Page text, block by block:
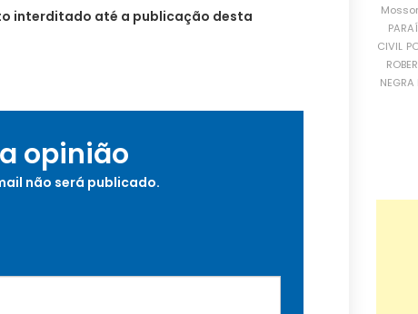
interditado até a publicação desta
opinião
não será publicado.
CIVIL
NEGRA